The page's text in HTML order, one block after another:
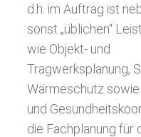
d.h. im Auftrag ist
sonst „üblichen“
wie Objekt- und
Tragwerksplanung,
Wärmeschutz
und
die Fachplanung für